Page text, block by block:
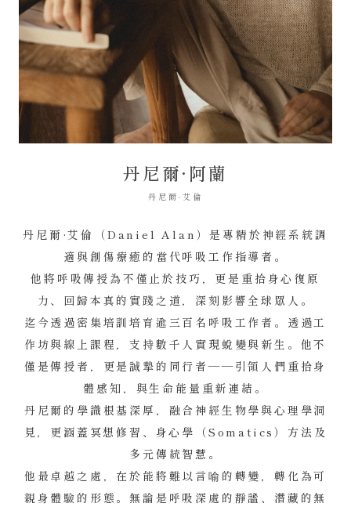
丹尼爾·阿蘭
丹尼爾·艾倫
丹尼爾·艾倫（Daniel Alan）是專精於神經系統調
適與創傷療癒的當代呼吸工作指導者。
他將呼吸傳授為不僅止於技巧，更是重拾身心復原
力、回歸本真的實踐之道，深刻影響全球眾人。
迄今透過密集培訓培育逾三百名呼吸工作者。透過工
作坊與線上課程，支持數千人實現蛻變與新生。他不
僅是傳授者，更是誠摯的同行者——引領人們重拾身
體感知，與生命能量重新連結。
丹尼爾的學識根基深厚，融合神經生物學與心理學洞
見，更涵蓋冥想修習、身心學（Somatics）方法及
多元傳統智慧。
他最卓越之處，在於能將難以言喻的轉變，轉化為可
親身體驗的形態。無論是呼吸深處的靜謐、潛藏的無